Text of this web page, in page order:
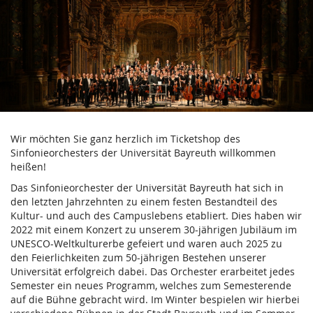
Zum
Haupt-
Inhalt
springen
Verein
der
Freunde
und
Förderer
des
Sinfonieorchesters
der
Universität
Bayreuth
e.V.
Wir möchten Sie ganz herzlich im Ticketshop des
Sinfonieorchesters der Universität Bayreuth willkommen
heißen!
Das Sinfonieorchester der Universität Bayreuth hat sich in
den letzten Jahrzehnten zu einem festen Bestandteil des
Kultur- und auch des Campuslebens etabliert. Dies haben wir
2022 mit einem Konzert zu unserem 30-jährigen Jubiläum im
UNESCO-Weltkulturerbe gefeiert und waren auch 2025 zu
den Feierlichkeiten zum 50-jährigen Bestehen unserer
Universität erfolgreich dabei. Das Orchester erarbeitet jedes
Semester ein neues Programm, welches zum Semesterende
auf die Bühne gebracht wird. Im Winter bespielen wir hierbei